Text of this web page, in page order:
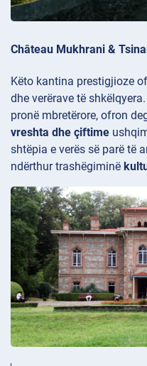
Château Mukhrani &
Këto kantina prestigjioze
dhe verërave të shkëlqyera.
pronë mbretërore, ofron
vreshta dhe çiftime
shtëpia e verës së parë të
ndërthur trashëgiminë